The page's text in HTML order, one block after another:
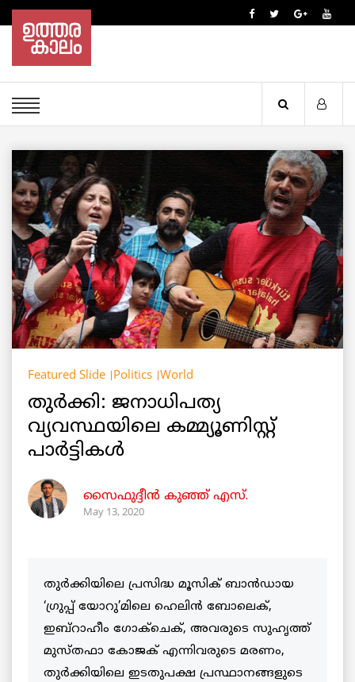
Featured Slide Politics World
തുർക്കി: ജനാധിപത്യ
വ്യവസ്ഥയിലെ കമ്മ്യൂണിസ്റ്റ്
പാർട്ടികൾ
സൈഫുദ്ദീൻ കുഞ്ഞ് എസ്.
May 13, 2020
തുർക്കിയിലെ പ്രസിദ്ധ മൂസിക് ബാൻഡായ
‘ഗ്രുപ്പ് യോറു’മിലെ ഹെലിൻ ബോലെക്,
ഇബ്റാഹീം ഗോക്ചെക്, അവരുടെ സുഹൃത്ത്
മുസ്തഫാ കോജക് എന്നിവരുടെ മരണം,
തുർക്കിയിലെ ഇടതുപക്ഷ പ്രസ്ഥാനങ്ങളുടെ